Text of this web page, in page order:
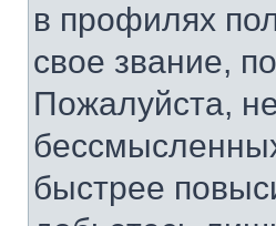
в профилях
свое звание,
Пожалуйста,
быстрее